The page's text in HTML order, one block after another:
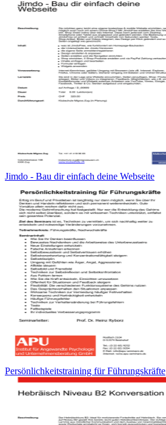
Jimdo - Bau dir einfach deine Webseite
Persönlichkeitstraining für Führungskräfte